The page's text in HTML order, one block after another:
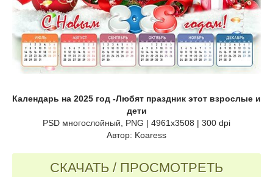
Календарь на 2025 год -Любят праздник этот взрослые и
дети
PSD многослойный, PNG | 4961x3508 | 300 dpi
Автор: Koaress
СКАЧАТЬ / ПРОСМОТРЕТЬ